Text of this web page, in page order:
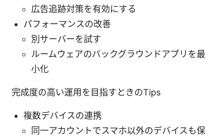
広告追跡対策を有効にする
パフォーマンスの改善
別サーバーを試す
ルームウェアのバックグラウンドアプリを最
小化
完成度の高い運用を目指すときのTips
複数デバイスの連携
同一アカウントでスマホ以外のデバイスも保